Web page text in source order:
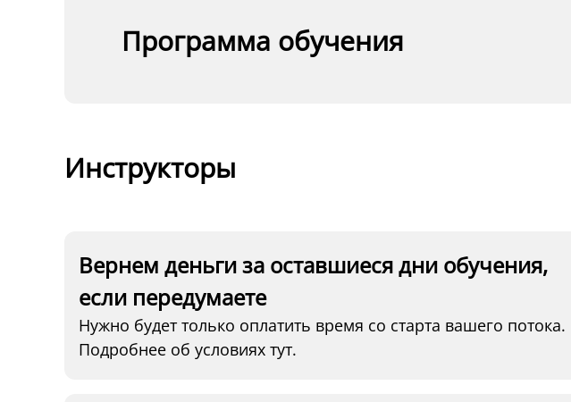
Программа обучения
Инструкторы
Вернем деньги за оставшиеся дни обучения,
если передумаете
Нужно будет только оплатить время со старта вашего потока.
Подробнее об условиях тут.